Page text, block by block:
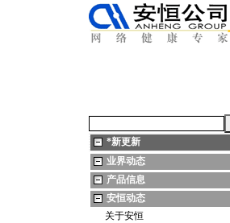
*新更新
业界动态
产品信息
安恒动态
关于安恒